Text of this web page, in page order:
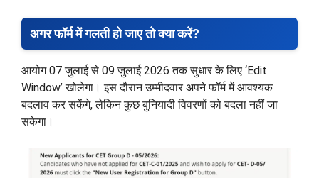
अगर फॉर्म में गलती हो जाए तो क्या करें?
आयोग 07 जुलाई से 09 जुलाई 2026 तक सुधार के लिए ‘Edit
Window’ खोलेगा। इस दौरान उम्मीदवार अपने फॉर्म में आवश्यक
बदलाव कर सकेंगे, लेकिन कुछ बुनियादी विवरणों को बदला नहीं जा
सकेगा।